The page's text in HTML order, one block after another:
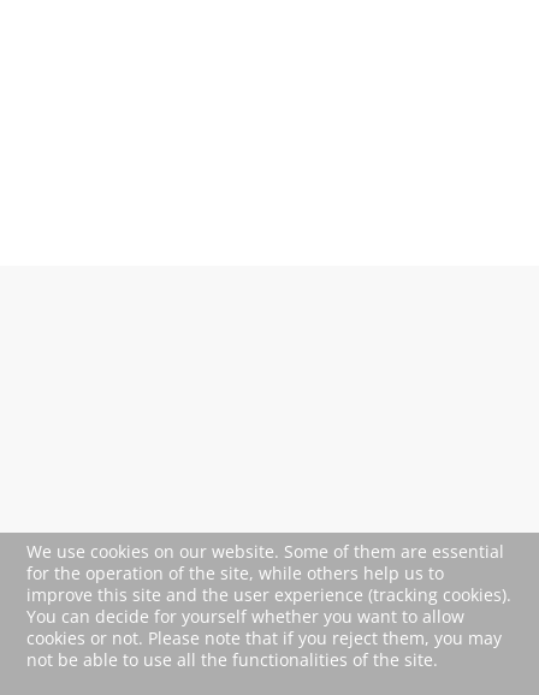
We use cookies on our website. Some of them are essential
for the operation of the site, while others help us to
improve this site and the user experience (tracking cookies).
You can decide for yourself whether you want to allow
cookies or not. Please note that if you reject them, you may
not be able to use all the functionalities of the site.